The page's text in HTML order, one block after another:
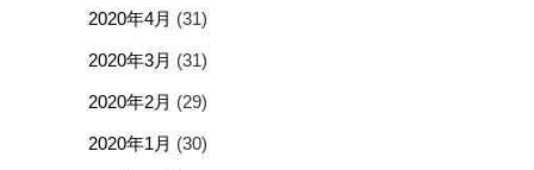
2020年4月 (31)
2020年3月 (31)
2020年2月 (29)
2020年1月 (30)